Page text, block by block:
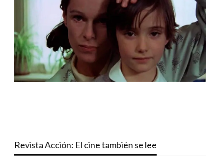
Revista Acción: El cine también se lee